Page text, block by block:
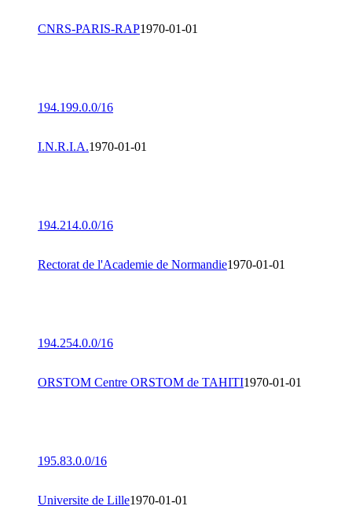
CNRS-PARIS-RAP1970-01-01
194.199.0.0/16
I.N.R.I.A.1970-01-01
194.214.0.0/16
Rectorat de l'Academie de Normandie1970-01-01
194.254.0.0/16
ORSTOM Centre ORSTOM de TAHITI1970-01-01
195.83.0.0/16
Universite de Lille1970-01-01